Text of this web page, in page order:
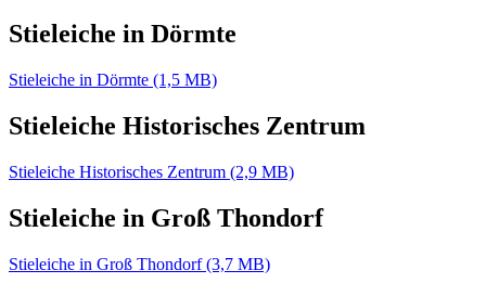
Stieleiche in Dörmte
Stieleiche in Dörmte (1,5 MB)
Stieleiche Historisches Zentrum
Stieleiche Historisches Zentrum (2,9 MB)
Stieleiche in Groß Thondorf
Stieleiche in Groß Thondorf (3,7 MB)